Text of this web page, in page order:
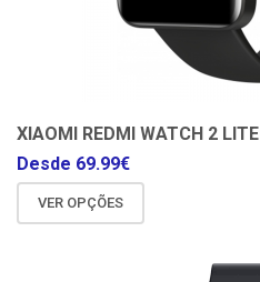
XIAOMI REDMI WATCH 2 LITE
Desde 69.99€
VER OPÇÕES